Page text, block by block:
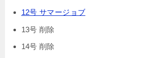
12号 サマージョブ
13号 削除
14号 削除